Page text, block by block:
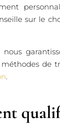
sur le
de
.